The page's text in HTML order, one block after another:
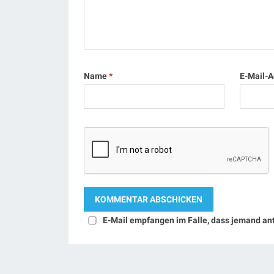
Name* E-Mail-
E-Mail empfangen im Falle, dass jemand